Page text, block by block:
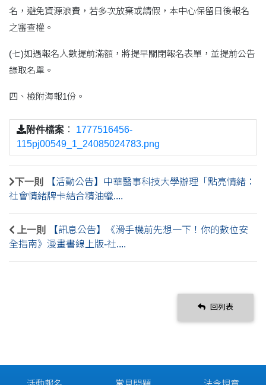
名，避免資源浪費，若多次放棄或請假，本中心保留日後報名
之審查權。
(七)如遇報名人數提前滿額，將提早關閉報名表單，並提前公告
錄取名單。
四、檢附海報1份。
附件檔案 ： 1777516456-
115pj00549_1_24085024783.png
下一則
【活動公告】中華醫事科技大學辦理「點亮情緒：
社會情緒牌卡結合精油蠟....
上一則
【訊息公告】《滑手機前先想一下！你的數位安
全指南》漫畫書線上版-社....
回列表